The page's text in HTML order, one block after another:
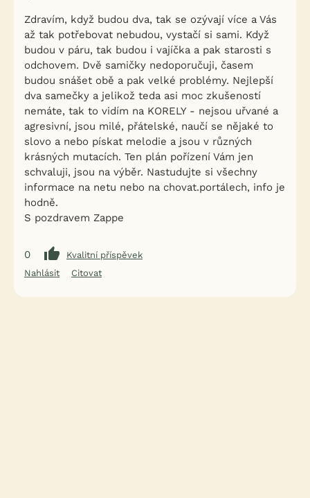
Zdravím, když budou dva, tak se ozývají více a Vás
až tak potřebovat nebudou, vystačí si sami. Když
budou v páru, tak budou i vajíčka a pak starosti s
odchovem. Dvě samičky nedoporučuji, časem
budou snášet obě a pak velké problémy. Nejlepší
dva samečky a jelikož teda asi moc zkušeností
nemáte, tak to vidím na KORELY - nejsou uřvané a
agresivní, jsou milé, přátelské, naučí se nějaké to
slovo a nebo pískat melodie a jsou v různých
krásných mutacích. Ten plán pořízení Vám jen
schvaluji, jsou na výběr. Nastudujte si všechny
informace na netu nebo na chovat.portálech, info je
hodně.
S pozdravem Zappe
0
Kvalitní příspěvek
Nahlásit
Citovat